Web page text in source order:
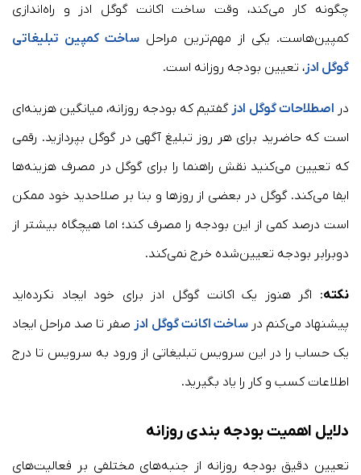
چگونه کار می‌کند، وقت ساخت اکانت گوگل ادز و راه‌اندازی
کمپین‌هاست. یکی از مهم‌ترین مراحل ساخت کمپین‌ تبلیغاتی
گوگل ادز، تعیین بودجه روزانه است.
در اصطلاحات گوگل ادز گفتیم که بودجه روزانه، میانگین هزینه‌ای
است که حاضرید برای هر روز تبلیغ آگهی در گوگل بپردازید. رقمی
که تعیین می‌کنید نقش راهنما را برای گوگل در مصرف هزینه‌ها
ایفا می‌کند. گوگل در بعضی از روزها و بنا بر صلاحدید خود ممکن
است درصد کمی از این بودجه را مصرف کند؛ اما هیچگاه بیشتر از
دوبرابر بودجه تعیین‌شده خرج نمی‌کند.
نکته: اگر هنوز یک اکانت گوگل ادز برای خود ایجاد نکرده‌اید
پیشنهاد می‌کنم درساخت اکانت گوگل ادز صفر تا صد مراحل ایجاد
یک حساب را در این سرویس تبلیغاتی از ورود به سرویس تا درج
اطلاعات کسب و کار را یاد بگیرید.
دلایل اهمیت بودجه بندی روزانه
تعیین دقیق بودجه روزانه از جنبه‌های مختلفی بر فعالیت‌های